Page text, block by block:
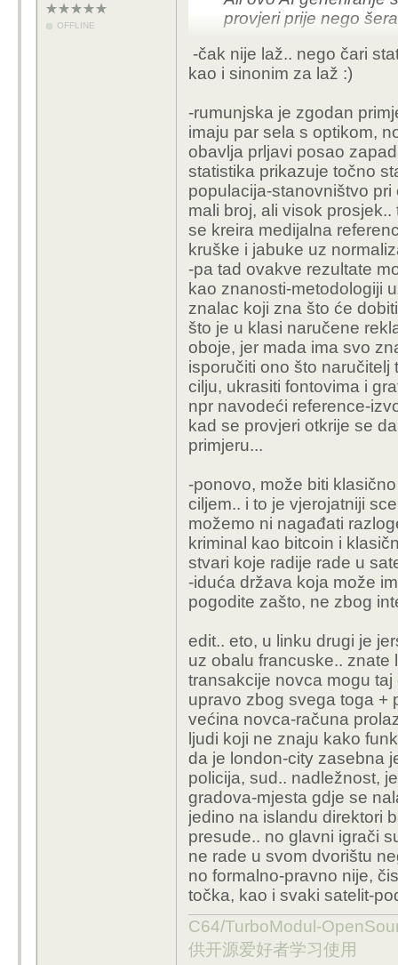
OFFLINE
provjeri prije nego
-čak nije laž.. nego čari
kao i sinonim za laž :)
-rumunjska je zgodan
imaju par sela s optikom,
obavlja prljavi posao
statistika prikazuje točno
populacija-stanovništvo
mali broj, ali visok
se kreira medijalna
kruške i jabuke uz
-pa tad ovakve rezultate
kao znanosti-metodologiji
znalac koji zna što će
što je u klasi naručene
oboje, jer mada ima svo
isporučiti ono što naručitelj
cilju, ukrasiti fontovima i
npr navodeći reference-
kad se provjeri otkrije se
primjeru...
-ponovo, može biti
ciljem.. i to je vjerojatniji
možemo ni nagađati
kriminal kao bitcoin i
stvari koje radije rade u
-iduća država koja može
pogodite zašto, ne zbog
edit.. eto, u linku drugi je
uz obalu francuske.. znate
transakcije novca mogu
upravo zbog svega toga +
većina novca-računa
ljudi koji ne znaju kako
da je london-city zasebna
policija, sud.. nadležnost,
gradova-mjesta gdje se
jedino na islandu direktori
presude.. no glavni igrači
ne rade u svom dvorištu
no formalno-pravno nije,
točka, kao i svaki satelit-
C64/TurboModul-
供开源爱好者学习使用